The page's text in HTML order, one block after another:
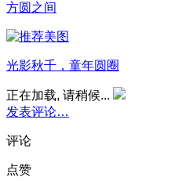
方圆之间
光影秋千，童年圆圈
正在加载, 请稍候...
发表评论…
评论
点赞